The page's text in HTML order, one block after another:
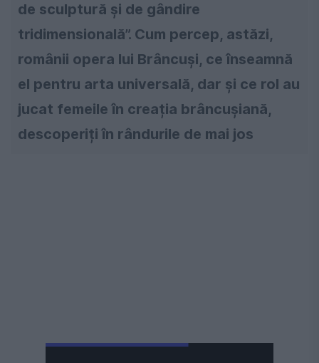
de sculptură și de gândire
tridimensională”. Cum percep, astăzi,
românii opera lui Brâncuși, ce înseamnă
el pentru arta universală, dar și ce rol au
jucat femeile în creația brâncușiană,
descoperiți în rândurile de mai jos